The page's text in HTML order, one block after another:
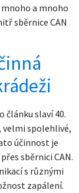
a mnoho
sběrnice CAN
článku slaví 40.
velmi spolehlivé,
účinnost je
sběrnici CAN.
s různými
zapálení.